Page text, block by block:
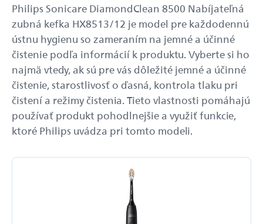
Philips Sonicare DiamondClean 8500 Nabíjateľná
zubná kefka HX8513/12 je model pre každodennú
ústnu hygienu so zameraním na jemné a účinné
čistenie podľa informácií k produktu. Vyberte si ho
najmä vtedy, ak sú pre vás dôležité jemné a účinné
čistenie, starostlivosť o ďasná, kontrola tlaku pri
čistení a režimy čistenia. Tieto vlastnosti pomáhajú
používať produkt pohodlnejšie a využiť funkcie,
ktoré Philips uvádza pri tomto modeli.